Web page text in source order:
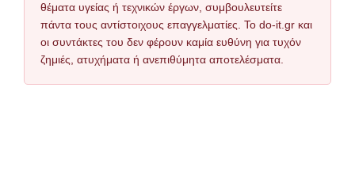
θέματα υγείας ή τεχνικών έργων, συμβουλευτείτε
πάντα τους αντίστοιχους επαγγελματίες. Το do-it.gr και
οι συντάκτες του δεν φέρουν καμία ευθύνη για τυχόν
ζημιές, ατυχήματα ή ανεπιθύμητα αποτελέσματα.